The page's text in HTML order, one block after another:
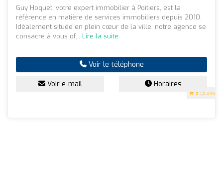
5 (5 avis)
Guy Hoquet, votre expert immobilier à Poitiers, est la
référence en matière de services immobiliers depuis 2010.
Idéalement située en plein cœur de la ville, notre agence se
consacre à vous of... Lire la suite
Voir le téléphone
Voir e-mail Horaires